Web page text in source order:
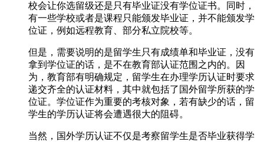
校会让你选留级还是只有毕业证没有学位证书。同时，
有一些学校或者是课程只能颁发毕业证，并不能颁发学
位证，例如远程教育、部分私立院校等。
但是，需要说明的是留学生只有成绩单和毕业证，没有
拿到学位证的话，是不在教育部认证范围之内的。因
为，教育部有明确规定，留学生在办理学历认证时要求
递交齐全的认证材料，其中就包括了国外留学所获的学
位证。学位证作为重要的考核对象，若有缺少的话，留
学生的学历认证将会遭遇很大的阻碍。
当然，国外学历认证不仅是考察留学生是否毕业获得学